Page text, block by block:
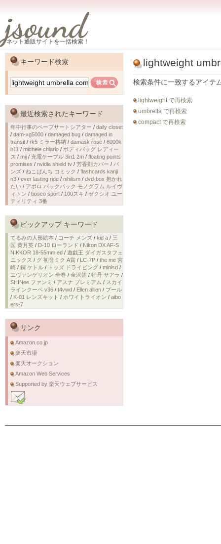
jsound
ネット通販サイトを一括検索！
lightweight
検索条件に一致するアイテ
lightweight で再検索
umbrella で再検索
compact で再検索
キーワード検索
最近検索されたキーワード
年中行事のペープサートシアター / daily closet
/ dam-xg5000 / damaged bug / damaged in
transit / rk5 ミラー格納 / damask rose / 6000k
h11 / michele chiarlo / ボディバッグ レディー
ス / mij / 充電ケーブル 3in1 2m / floating points
promises / nvidia shield tv / 芳香剤カバー / バ
ンズ / ねこぱんち コミック / flashcards kanji
n3 / ever lasting ride / nihilism / dvd-box 抱かれ
たい / アポロ バックパック モノグラム ルイヴ
ィトン / bosco sport / 100スキ / ゼクシオ ユー
ティリティ 3番
ピックアップ キーワード
てるみの人形絵本 / コーチ メンズ / kid a / 三
国 黄月英 / D-10 ローランド / Nikon DX AF-S
NIKKOR 18-55mm ed / 遊戯王 ダイガスタフェ
ニックス / グ 初音ミク A賞 / LC-7P / the me 宮
崎 / 銅 ケトル / トッズ ドライビング / minisd /
エヴァンゲリオン 全巻 / 金沢箔 / 牡丹 サアラ /
SHINee ファンミ / アスナ プレミアム / スカイ
ラインクーペ v36 / t4vwd / Ellen allien / プール
/ K-01 レンズキット / ホワイトライオン / aibo
ers-7
リンク
Amazon.co.jp
楽天市場
楽天オークション
Amazon Web Services
Supported by 楽天ウェブサービス